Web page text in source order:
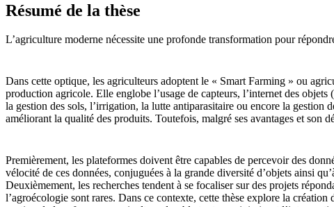
Résumé de la thèse
L’agriculture moderne nécessite une profonde transformation pour
Dans cette optique, les agriculteurs adoptent le « Smart Farming » ou
production agricole. Elle englobe l’usage de capteurs, l’internet des
la gestion des sols, l’irrigation, la lutte antiparasitaire ou encore la gestion
améliorant la qualité des produits. Toutefois, malgré ses avantages et son
Premièrement, les plateformes doivent être capables de percevoir des
vélocité de ces données, conjuguées à la grande diversité d’objets ainsi
Deuxièmement, les recherches tendent à se focaliser sur des projets
l’agroécologie sont rares. Dans ce contexte, cette thèse explore la